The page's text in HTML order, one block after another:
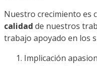
Nuestro crecimiento es
calidad de nuestros
trabajo apoyado en los
Implicación